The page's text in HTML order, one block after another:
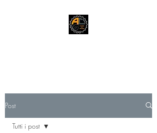
Post
Tutti i post